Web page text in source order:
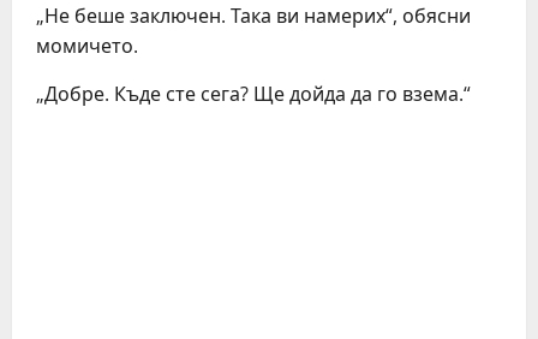
„Не беше заключен. Така ви намерих“, обясни
момичето.
„Добре. Къде сте сега? Ще дойда да го взема.“